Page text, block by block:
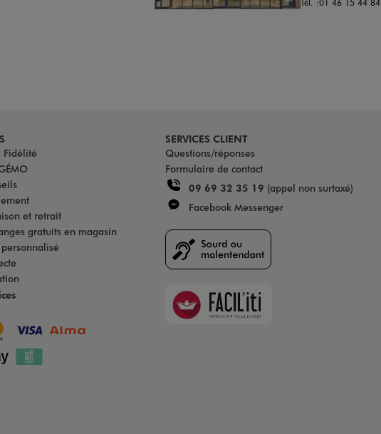
Fidélité
et retrait
gratuits en magasin
SERVICES CLIENT
Questions/réponses
Formulaire de contact
09 69 32 35 19 (appel non surtaxé)
Facebook Messenger
Faciliti